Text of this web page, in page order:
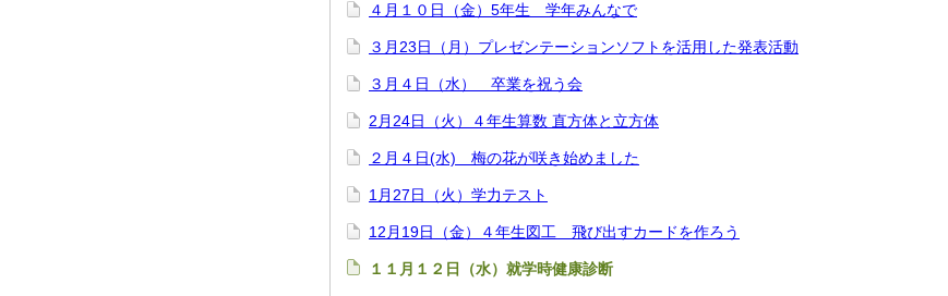
４月１０日（金）5年生 学年みんなで
３月23日（月）プレゼンテーションソフトを活用した発表活動
３月４日（水） 卒業を祝う会
2月24日（火）４年生算数 直方体と立方体
２月４日(水) 梅の花が咲き始めました
1月27日（火）学力テスト
12月19日（金）４年生図工 飛び出すカードを作ろう
１１月１２日（水）就学時健康診断